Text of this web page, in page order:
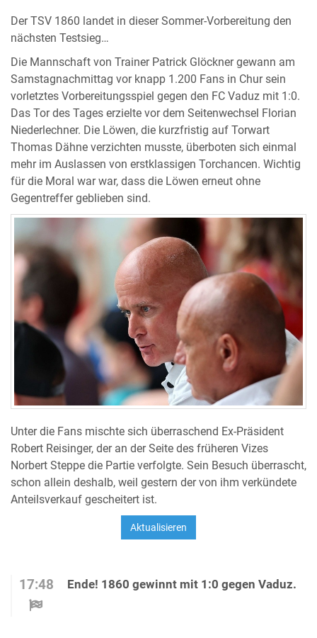
Der TSV 1860 landet in dieser Sommer-Vorbereitung den
nächsten Testsieg…
Die Mannschaft von Trainer Patrick Glöckner gewann am
Samstagnachmittag vor knapp 1.200 Fans in Chur sein
vorletztes Vorbereitungsspiel gegen den FC Vaduz mit 1:0.
Das Tor des Tages erzielte vor dem Seitenwechsel Florian
Niederlechner. Die Löwen, die kurzfristig auf Torwart
Thomas Dähne verzichten musste, überboten sich einmal
mehr im Auslassen von erstklassigen Torchancen. Wichtig
für die Moral war war, dass die Löwen erneut ohne
Gegentreffer geblieben sind.
Unter die Fans mischte sich überraschend Ex-Präsident
Robert Reisinger, der an der Seite des früheren Vizes
Norbert Steppe die Partie verfolgte. Sein Besuch überrascht,
schon allein deshalb, weil gestern der von ihm verkündete
Anteilsverkauf gescheitert ist.
17:48 Ende! 1860 gewinnt mit 1:0 gegen Vaduz.